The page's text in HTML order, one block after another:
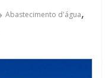
Abastecimento d'água,